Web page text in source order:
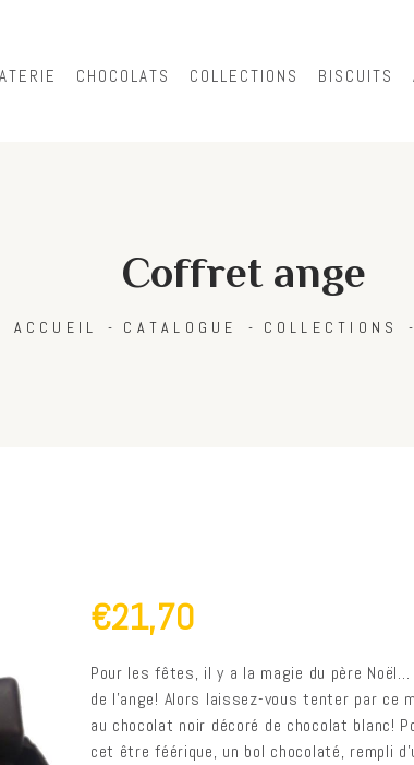
content
CHOCOLATS COLLECTIONS BISCUITS
Coffret ange
ACCUEIL CATALOGUE COLLECTIONS
€21,70
Pour les fêtes, il y a la magie du père
de l’ange! Alors laissez-vous tenter par ce
au chocolat noir décoré de chocolat blanc!
cet être féérique, un bol chocolaté, rempli